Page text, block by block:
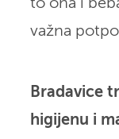
to ona i
važna
Bradavice
higijenu i